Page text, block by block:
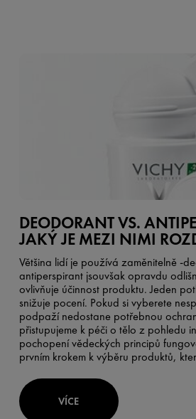
DEODORANT VS.
JAKÝ JE MEZI NIMI
Většina lidí je používá zaměnitelně -
antiperspirant jsouvšak opravdu
ovlivňuje účinnost produktu. Jeden
snižuje pocení. Pokud si vyberete
podpaží nedostane potřebnou
přistupujeme k péči o tělo z pohledu
pochopení vědeckých principů
prvním krokem k výběru produktů,
VÍCE